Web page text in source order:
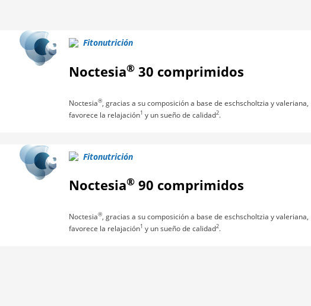
Fitonutrición
Noctesia® 30 comprimidos
Noctesia®, gracias a su composición a base de eschscholtzia y valeriana,
favorece la relajación1 y un sueño de calidad2.
Fitonutrición
Noctesia® 90 comprimidos
Noctesia®, gracias a su composición a base de eschscholtzia y valeriana,
favorece la relajación1 y un sueño de calidad2.